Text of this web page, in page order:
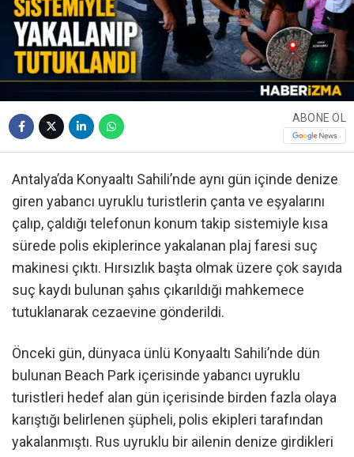
ABONE OL
Antalya’da Konyaaltı Sahili’nde aynı gün içinde denize
giren yabancı uyruklu turistlerin çanta ve eşyalarını
çalıp, çaldığı telefonun konum takip sistemiyle kısa
sürede polis ekiplerince yakalanan plaj faresi suç
makinesi çıktı. Hırsızlık başta olmak üzere çok sayıda
suç kaydı bulunan şahıs çıkarıldığı mahkemece
tutuklanarak cezaevine gönderildi.
Önceki gün, dünyaca ünlü Konyaaltı Sahili’nde dün
bulunan Beach Park içerisinde yabancı uyruklu
turistleri hedef alan gün içerisinde birden fazla olaya
karıştığı belirlenen şüpheli, polis ekipleri tarafından
yakalanmıştı. Rus uyruklu bir ailenin denize girdikleri